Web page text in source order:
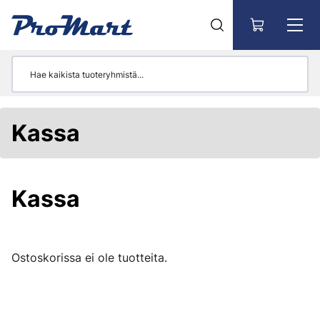
Kassa
Kassa
Ostoskorissa ei ole tuotteita.